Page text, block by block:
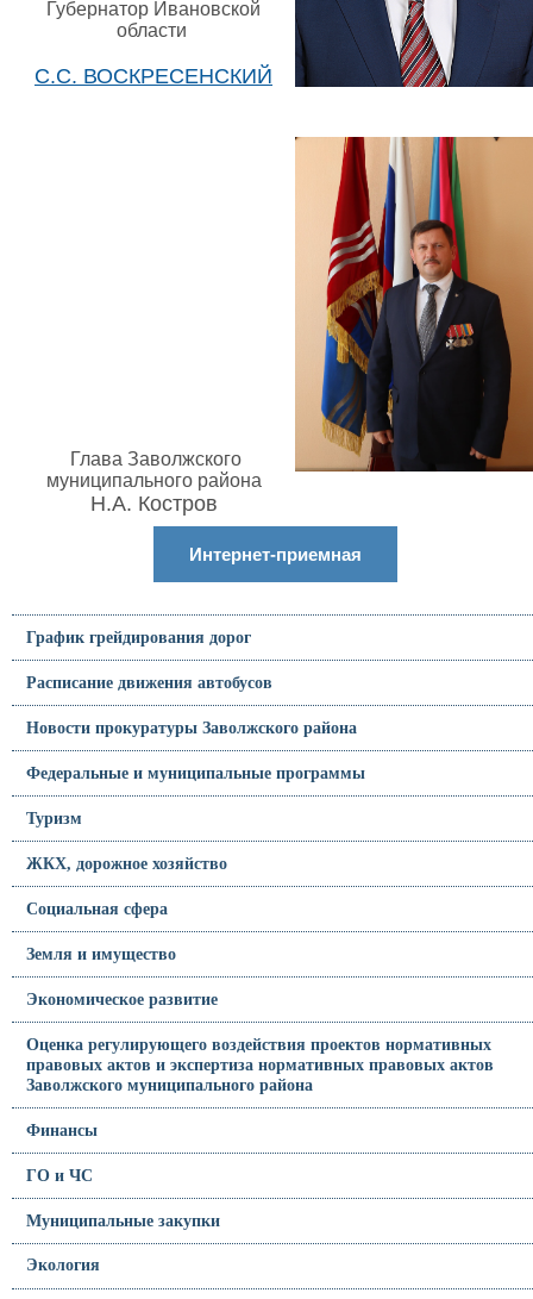
Губернатор Ивановской
области
С.С. ВОСКРЕСЕНСКИЙ
Глава Заволжского
муниципального района
Н.А. Костров
Интернет-приемная
График грейдирования дорог
Расписание движения автобусов
Новости прокуратуры Заволжского района
Федеральные и муниципальные программы
Туризм
ЖКХ, дорожное хозяйство
Социальная сфера
Земля и имущество
Экономическое развитие
Оценка регулирующего воздействия проектов нормативных
правовых актов и экспертиза нормативных правовых актов
Заволжского муниципального района
Финансы
ГО и ЧС
Муниципальные закупки
Экология